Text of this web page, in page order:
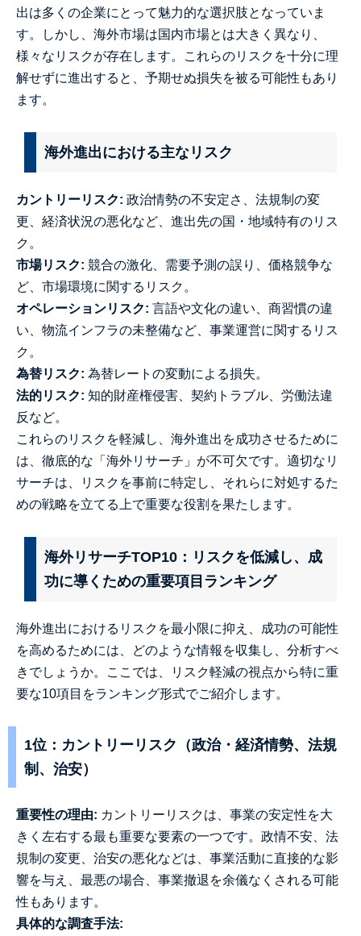
出は多くの企業にとって魅力的な選択肢となっていま
す。しかし、海外市場は国内市場とは大きく異なり、
様々なリスクが存在します。これらのリスクを十分に理
解せずに進出すると、予期せぬ損失を被る可能性もあり
ます。
海外進出における主なリスク
カントリーリスク: 政治情勢の不安定さ、法規制の変
更、経済状況の悪化など、進出先の国・地域特有のリス
ク。
市場リスク: 競合の激化、需要予測の誤り、価格競争な
ど、市場環境に関するリスク。
オペレーションリスク: 言語や文化の違い、商習慣の違
い、物流インフラの未整備など、事業運営に関するリス
ク。
為替リスク: 為替レートの変動による損失。
法的リスク: 知的財産権侵害、契約トラブル、労働法違
反など。
これらのリスクを軽減し、海外進出を成功させるために
は、徹底的な「海外リサーチ」が不可欠です。適切なリ
サーチは、リスクを事前に特定し、それらに対処するた
めの戦略を立てる上で重要な役割を果たします。
海外リサーチTOP10：リスクを低減し、成
功に導くための重要項目ランキング
海外進出におけるリスクを最小限に抑え、成功の可能性
を高めるためには、どのような情報を収集し、分析すべ
きでしょうか。ここでは、リスク軽減の視点から特に重
要な10項目をランキング形式でご紹介します。
1位：カントリーリスク（政治・経済情勢、法規
制、治安）
重要性の理由: カントリーリスクは、事業の安定性を大
きく左右する最も重要な要素の一つです。政情不安、法
規制の変更、治安の悪化などは、事業活動に直接的な影
響を与え、最悪の場合、事業撤退を余儀なくされる可能
性もあります。
具体的な調査手法: